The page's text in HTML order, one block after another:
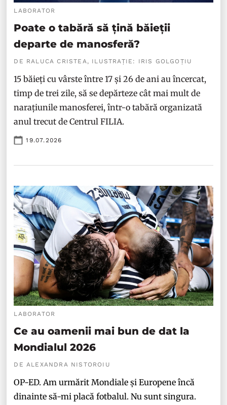
LABORATOR
Poate o tabără să țină băieții
departe de manosferă?
DE RALUCA CRISTEA, ILUSTRAȚIE: IRIS GOLGOȚIU
15 băieți cu vârste între 17 și 26 de ani au încercat,
timp de trei zile, să se depărteze cât mai mult de
narațiunile manosferei, într-o tabără organizată
anul trecut de Centrul FILIA.
19.07.2026
LABORATOR
Ce au oamenii mai bun de dat la
Mondialul 2026
DE ALEXANDRA NISTOROIU
OP-ED. Am urmărit Mondiale și Europene încă
dinainte să-mi placă fotbalul. Nu sunt singura.